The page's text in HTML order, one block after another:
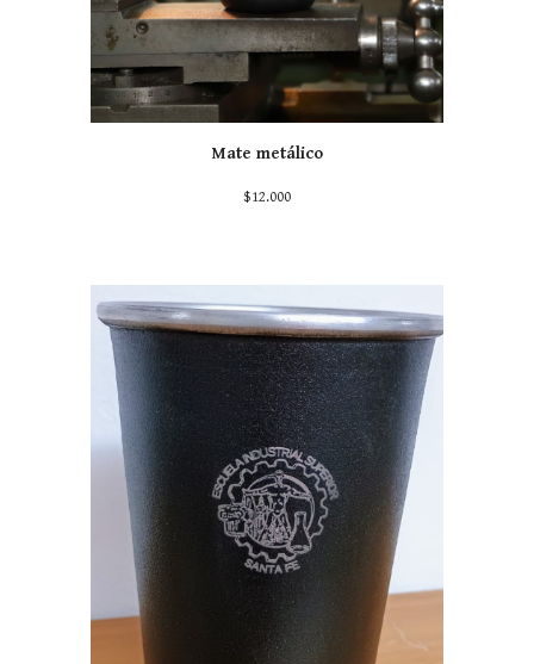
Mate metálico
$12.000